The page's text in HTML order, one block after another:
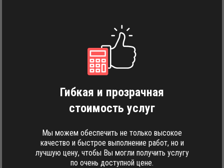
Гибкая и прозрачная
стоимость услуг
Мы можем обеспечить не только высокое
качество и быстрое выполнение работ, но и
лучшую цену, чтобы Вы могли получить услугу
по очень доступной цене.